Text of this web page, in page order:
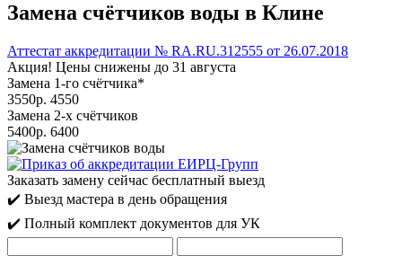
Замена счётчиков воды в Клине
Аттестат аккредитации № RA.RU.312555 от 26.07.2018
Акция! Цены снижены до 31 августа
Замена 1-го счётчика*
3550р. 4550
Замена 2-х счётчиков
5400р. 6400
Заказать замену сейчас бесплатный выезд
✔️ Выезд мастера в день обращения
✔️ Полный комплект документов для УК